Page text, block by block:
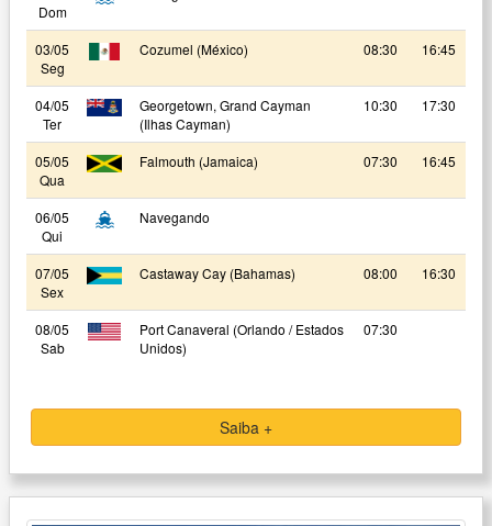
Dom
03/05
Seg
Cozumel (México) 08:30 16:45
04/05
Ter
Georgetown, Grand Cayman
(Ilhas Cayman)
10:30 17:30
05/05
Qua
Falmouth (Jamaica) 07:30 16:45
06/05
Qui
Navegando
07/05
Sex
Castaway Cay (Bahamas) 08:00 16:30
08/05
Sab
Port Canaveral (Orlando / Estados
Unidos)
07:30
Saiba +